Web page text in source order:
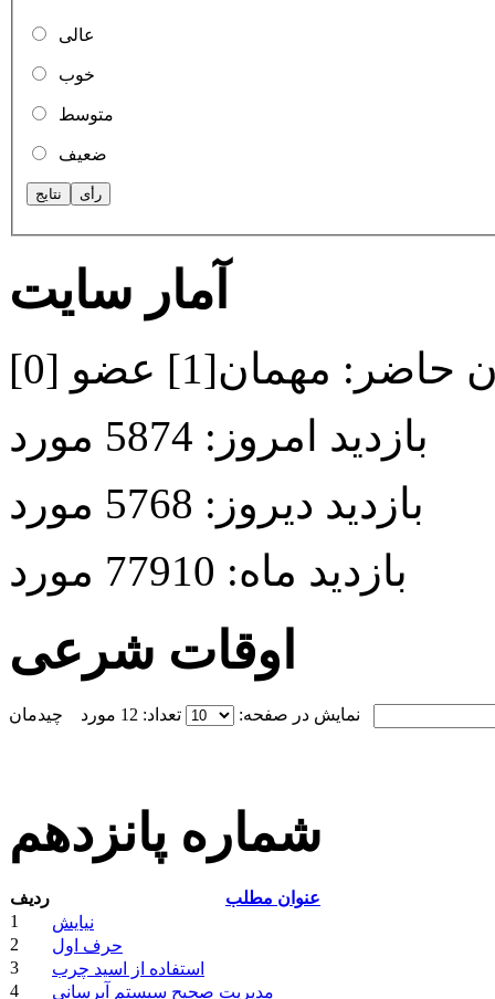
عالی
خوب
متوسط
ضعیف
آمار سایت
حاضر: مهمان[1] عضو [0]
بازدید امروز: 5874 مورد
بازدید دیروز: 5768 مورد
بازدید ماه: 77910 مورد
اوقات شرعی
نمایش در صفحه: تعداد: 12 مورد
شماره پانزدهم
ردیف
عنوان مطلب
1
نيايش
2
حرف اول
3
استفاده از اسيد چرب
4
مديريت صحيح سيستم آبرساني